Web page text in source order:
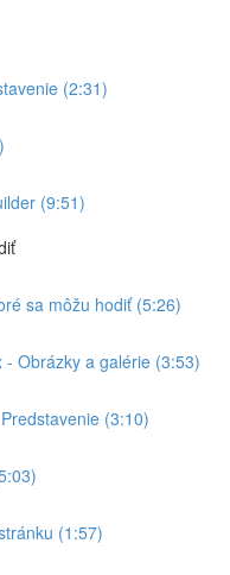
(2:31)
(9:51)
sa môžu hodiť (5:26)
Obrázky a galérie (3:53)
(3:10)
(1:57)